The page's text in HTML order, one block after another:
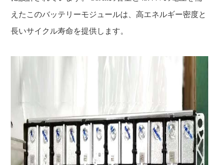
えたこのバッテリーモジュールは、高エネルギー密度と
長いサイクル寿命を提供します。